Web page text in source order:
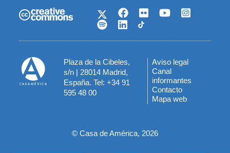
Plaza de la Cibeles,
s/n | 28014 Madrid,
España. Tel: +34 91
595 48 00
Menú
del
pie
Aviso legal
Canal
informantes
Contacto
Mapa web
© Casa de América, 2026